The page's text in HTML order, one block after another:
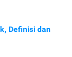
Definisi dan